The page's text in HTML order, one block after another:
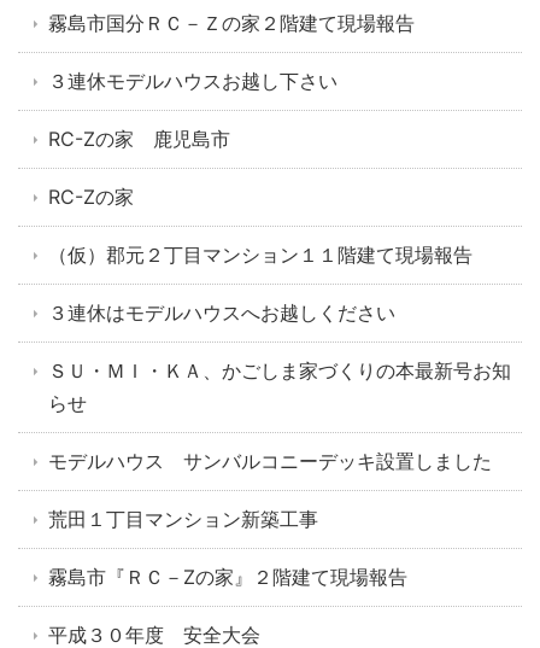
霧島市国分ＲＣ－Ｚの家２階建て現場報告
３連休モデルハウスお越し下さい
RC-Zの家 鹿児島市
RC-Zの家
（仮）郡元２丁目マンション１１階建て現場報告
３連休はモデルハウスへお越しください
ＳＵ・ＭＩ・ＫＡ、かごしま家づくりの本最新号お知
らせ
モデルハウス サンバルコニーデッキ設置しました
荒田１丁目マンション新築工事
霧島市『ＲＣ－Zの家』２階建て現場報告
平成３０年度 安全大会